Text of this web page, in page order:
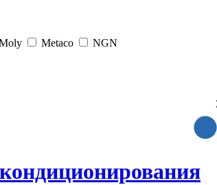
Metaco NGN